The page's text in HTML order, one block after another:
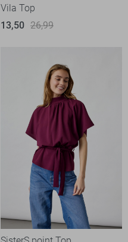
Vila Top
13,50 26,99